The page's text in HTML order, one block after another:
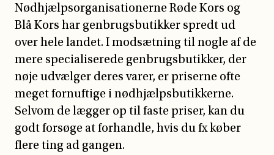
Nødhjælpsorganisationerne Røde Kors og
Blå Kors har genbrugsbutikker spredt ud
over hele landet. I modsætning til nogle af de
mere specialiserede genbrugsbutikker, der
nøje udvælger deres varer, er priserne ofte
meget fornuftige i nødhjælpsbutikkerne.
Selvom de lægger op til faste priser, kan du
godt forsøge at forhandle, hvis du fx køber
flere ting ad gangen.